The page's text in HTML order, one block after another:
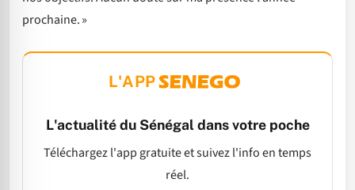
prochaine. »
L'APP
L'actualité du Sénégal dans votre poche
Téléchargez l'app gratuite et suivez l'info en temps
réel.